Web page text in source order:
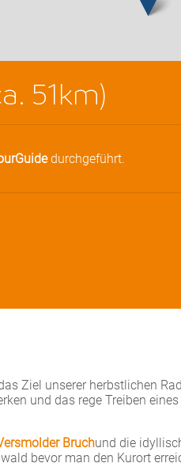
51km)
durchgeführt.
Ziel unserer herbstlichen
und das rege Treiben
Bruchund die
bevor man den Kurort